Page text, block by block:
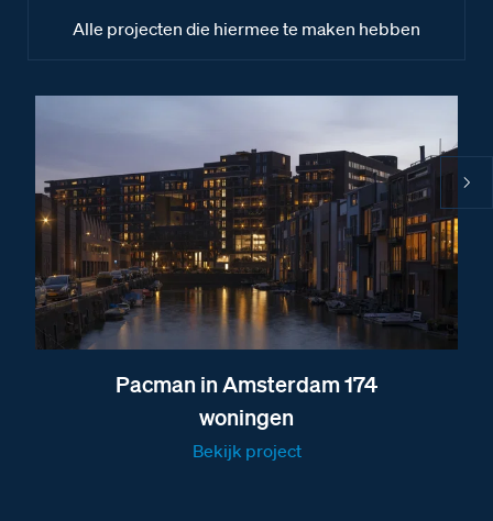
Installatiewijzer M-50b videofoon
Installatiewijzer E-67 voeding
Afmetingen
Afmetingen van de KNOOP
Afmetingen van het Serie 130V deurstation
Afmetingen van het DZ-Rel relais
Afmetingen van de VV Videoverdeler
Afmetingen van de SUI
Afmetingen van de VER Versterker
Afmetingen van de videofoon M-50b Classe 100
Alle projecten die hiermee te maken hebben
Pacman in Amsterdam 174
woningen
Bekijk project